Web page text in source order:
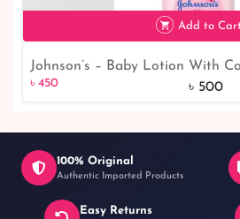
৳ 50017% off
৳ 45010% off
Add to
Johnson’s – Baby Lotion With
৳ 450 ৳ 500
100% Original
Authentic Imported Products
Easy Returns